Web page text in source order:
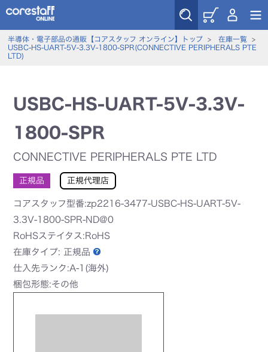
半導体・電子部品の通販【コアスタッフ オンライン】トップ> 在庫一覧>
USBC-HS-UART-5V-3.3V-1800-SPR(CONNECTIVE PERIPHERALS PTE
LTD)
USBC-HS-UART-5V-3.3V-
1800-SPR
CONNECTIVE PERIPHERALS PTE LTD
正規品 正規代理店
コアスタッフ型番:zp2216-3477-USBC-HS-UART-5V-
3.3V-1800-SPR-ND@0
RoHSステイタス:RoHS
在庫タイプ: 正規品
仕入先ランク:A-1(海外)
梱包形態:その他